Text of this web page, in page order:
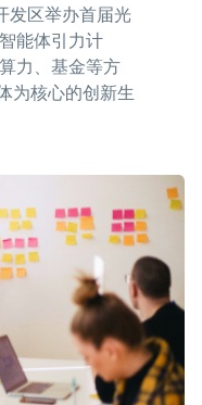
发区举办首届光
能体引力计
力、基金等方
为核心的创新生